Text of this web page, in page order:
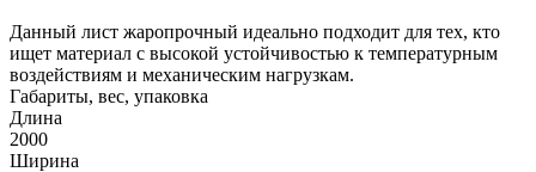
Данный лист жаропрочный идеально подходит для тех, кто
ищет материал с высокой устойчивостью к температурным
воздействиям и механическим нагрузкам.
Габариты, вес, упаковка
Длина
2000
Ширина